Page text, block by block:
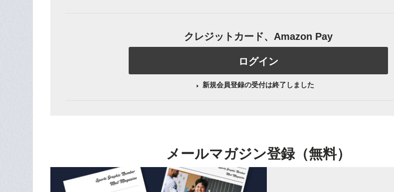
クレジットカード、Amazon Pay
ログイン
新規会員登録の受付は終了しました
メールマガジン登録（無料）